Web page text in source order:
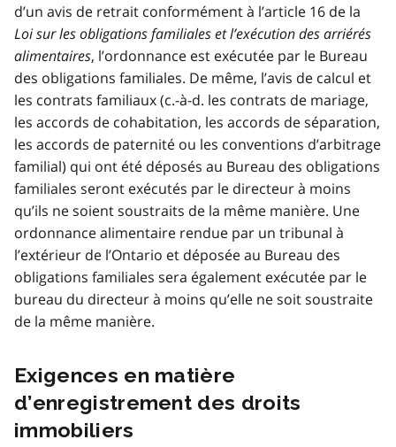
d’un avis de retrait conformément à l’article 16 de la
Loi sur les obligations familiales et l’exécution des arriérés
alimentaires, l’ordonnance est exécutée par le Bureau
des obligations familiales. De même, l’avis de calcul et
les contrats familiaux (c.-à-d. les contrats de mariage,
les accords de cohabitation, les accords de séparation,
les accords de paternité ou les conventions d’arbitrage
familial) qui ont été déposés au Bureau des obligations
familiales seront exécutés par le directeur à moins
qu’ils ne soient soustraits de la même manière. Une
ordonnance alimentaire rendue par un tribunal à
l’extérieur de l’Ontario et déposée au Bureau des
obligations familiales sera également exécutée par le
bureau du directeur à moins qu’elle ne soit soustraite
de la même manière.
Exigences en matière
d’enregistrement des droits
immobiliers